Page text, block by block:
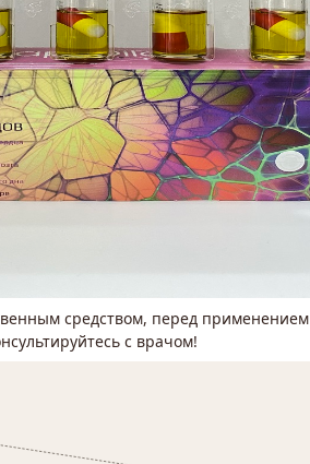
средством, перед применением
с врачом!